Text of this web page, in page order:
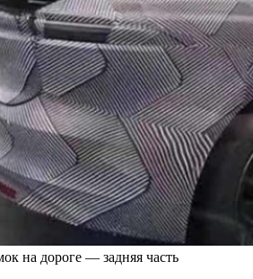
на дороге — задняя часть